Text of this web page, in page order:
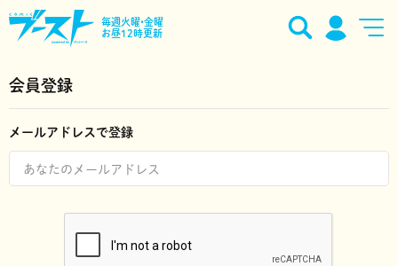
毎週火曜•金曜
お昼12時更新
会員登録
メールアドレスで登録